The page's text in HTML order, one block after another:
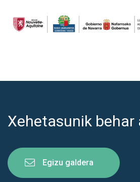
Xehetasunik behar
Egizu galdera